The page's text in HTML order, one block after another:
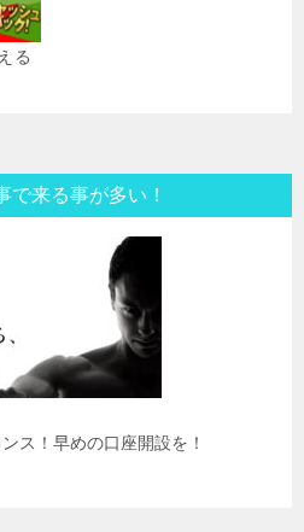
る
で来る事が多い！
ス！早めの口座開設を！